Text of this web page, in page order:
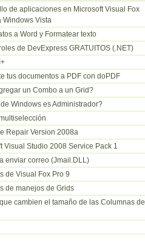
de aplicaciones en Microsoft Visual Fox
Windows Vista
a Word y Formatear texto
de DevExpress GRATUITOS (.NET)
tus documentos a PDF con doPDF
un Combo a un Grid?
Windows es Administrador?
Repair Version 2008a
Visual Studio 2008 Service Pack 1
enviar correo (Jmail.DLL)
de Visual Fox Pro 9
de manejos de Grids
cambien el tamaño de las Columnas de